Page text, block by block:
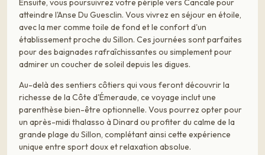
Ensuite, vous poursuivrez votre périple vers Cancale pour
atteindre l'Anse Du Guesclin. Vous vivrez en séjour en étoile,
avec la mer comme toile de fond et le confort d'un
établissement proche du Sillon. Ces journées sont parfaites
pour des baignades rafraîchissantes ou simplement pour
admirer un coucher de soleil depuis les digues.
Au-delà des sentiers côtiers qui vous feront découvrir la
richesse de la Côte d'Émeraude, ce voyage inclut une
parenthèse bien-être optionnelle. Vous pourrez opter pour
un après-midi thalasso à Dinard ou profiter du calme de la
grande plage du Sillon, complétant ainsi cette expérience
unique entre sport doux et relaxation absolue.